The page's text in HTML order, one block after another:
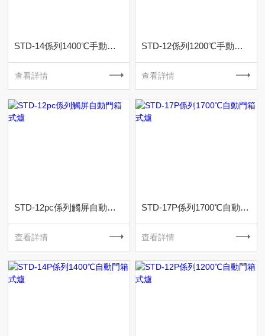
STD-14係列1400℃手動門箱式爐
查看詳情
STD-12係列1200℃手動門箱式爐
查看詳情
STD-12pc係列觸屏自動門箱式爐
查看詳情
STD-17P係列1700℃自動門箱式爐
查看詳情